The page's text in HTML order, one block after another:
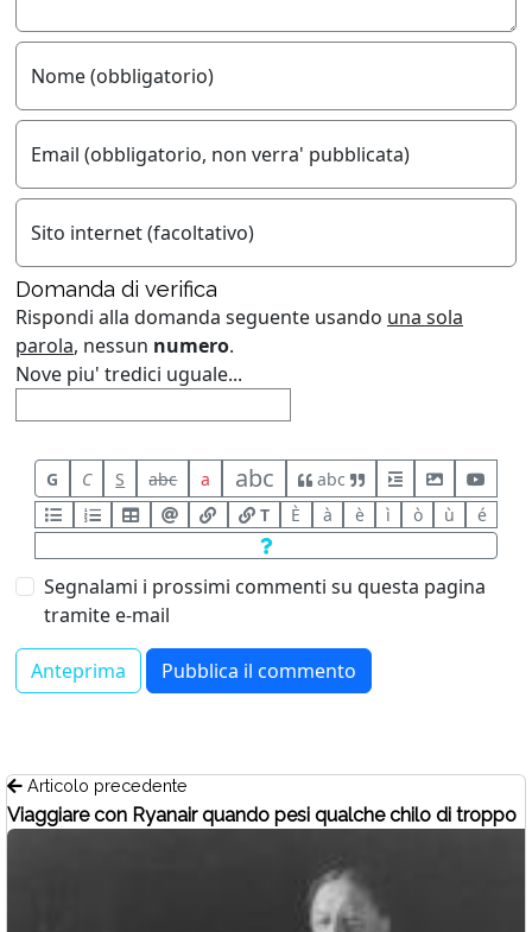
Nome (obbligatorio)
Email (obbligatorio, non verra' pubblicata)
Sito internet (facoltativo)
Domanda di verifica
Rispondi alla domanda seguente usando una sola
parola, nessun numero.
Nove piu' tredici uguale...
G C S abc a abc
abc
T
È à è ì ò ù é
Segnalami i prossimi commenti su questa pagina
tramite e-mail
Articolo precedente
Viaggiare con Ryanair quando pesi qualche chilo di troppo